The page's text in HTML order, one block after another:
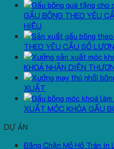
GẤU BÔNG THEO YÊU
HIỆU
THEO YÊU CẦU SỐ
KHOÁ NHẬN DIỆN
XUẤT
XUẤT MÓC KHÓA GẤU
DỰ ÁN
Băng Chặn Mồ Hô Trán In